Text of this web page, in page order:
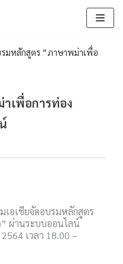
มหลักสูตร “ภาษาพม่าเพื่อ
เพื่อการท่อง
อเชียจัดอบรมหลักสูตร
” ผ่านระบบออนไลน์
เวลา 18.00 –